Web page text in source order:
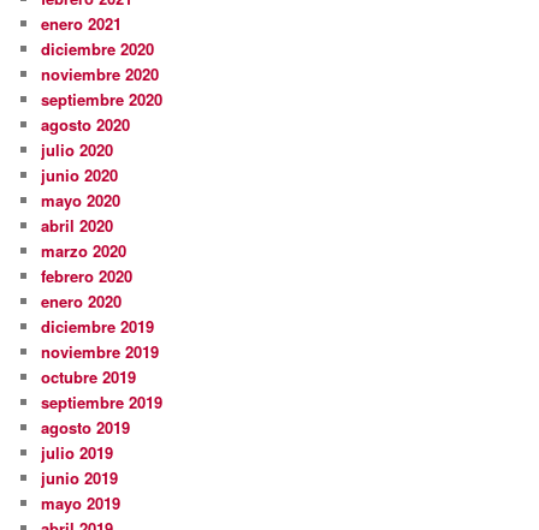
enero 2021
diciembre 2020
noviembre 2020
septiembre 2020
agosto 2020
julio 2020
junio 2020
mayo 2020
abril 2020
marzo 2020
febrero 2020
enero 2020
diciembre 2019
noviembre 2019
octubre 2019
septiembre 2019
agosto 2019
julio 2019
junio 2019
mayo 2019